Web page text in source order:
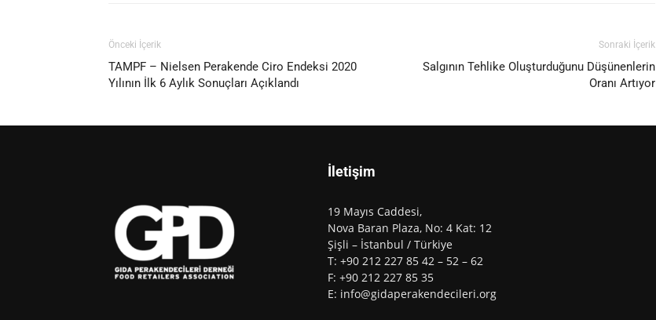
Önceki İçerik
TAMPF – Nielsen Perakende Ciro Endeksi 2020
Yılının İlk 6 Aylık Sonuçları Açıklandı
Sonraki İçerik
Salgının Tehlike Oluşturduğunu Düşünenlerin
Oranı Artıyor
İletişim
19 Mayıs Caddesi,
Nova Baran Plaza, No: 4 Kat: 12
Şişli – İstanbul / Türkiye
T: +90 212 227 85 42 – 52 – 62
F: +90 212 227 85 35
E: info@gidaperakendecileri.org